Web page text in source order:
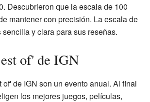
Descubrieron que la escala de 100
mantener con precisión. La escala de
sencilla y clara para sus reseñas.
of' de IGN
of' de IGN son un evento anual. Al final
los mejores juegos, películas,